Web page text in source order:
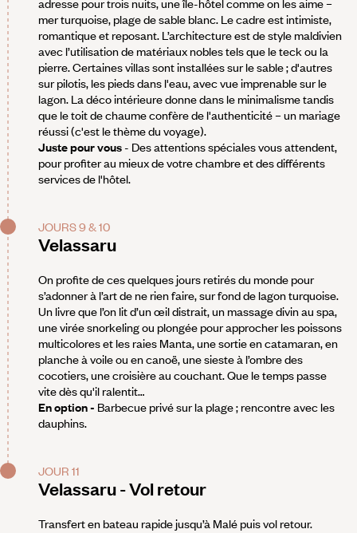
adresse pour trois nuits, une île-hôtel comme on les aime –
mer turquoise, plage de sable blanc. Le cadre est intimiste,
romantique et reposant. L’architecture est de style maldivien
avec l’utilisation de matériaux nobles tels que le teck ou la
pierre. Certaines villas sont installées sur le sable ; d'autres
sur pilotis, les pieds dans l'eau, avec vue imprenable sur le
lagon. La déco intérieure donne dans le minimalisme tandis
que le toit de chaume confère de l'authenticité – un mariage
réussi (c'est le thème du voyage).
Juste pour vous- Des attentions spéciales vous attendent,
pour profiter au mieux de votre chambre et des différents
services de l'hôtel.
JOURS 9 & 10
Velassaru
On profite de ces quelques jours retirés du monde pour
s’adonner à l’art de ne rien faire, sur fond de lagon turquoise.
Un livre que l’on lit d’un œil distrait, un massage divin au spa,
une virée snorkeling ou plongée pour approcher les poissons
multicolores et les raies Manta, une sortie en catamaran, en
planche à voile ou en canoë, une sieste à l’ombre des
cocotiers, une croisière au couchant. Que le temps passe
vite dès qu'il ralentit…
En option - Barbecue privé sur la plage ; rencontre avec les
dauphins.
JOUR 11
Velassaru - Vol retour
Transfert en bateau rapide jusqu’à Malé puis vol retour.